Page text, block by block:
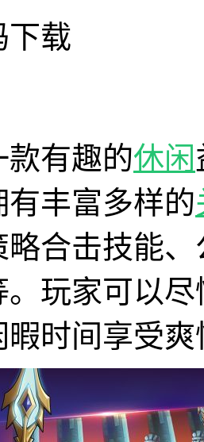
下载
款有趣的休闲
有丰富多样的
略合击技能、
。玩家可以
暇时间享受